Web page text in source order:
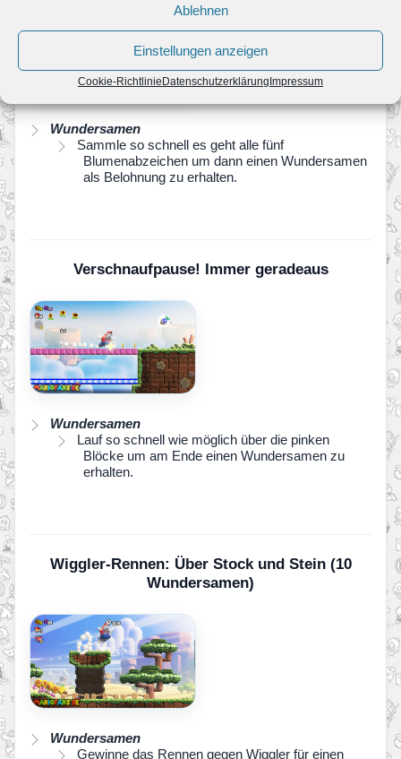
Ablehnen
Einstellungen anzeigen
Cookie-Richtlinie Datenschutzerklärung Impressum
Wundersamen
Sammle so schnell es geht alle fünf
Blumenabzeichen um dann einen Wundersamen
als Belohnung zu erhalten.
Verschnaufpause! Immer geradeaus
Wundersamen
Lauf so schnell wie möglich über die pinken
Blöcke um am Ende einen Wundersamen zu
erhalten.
Wiggler-Rennen: Über Stock und Stein (10
Wundersamen)
Wundersamen
Gewinne das Rennen gegen Wiggler für einen